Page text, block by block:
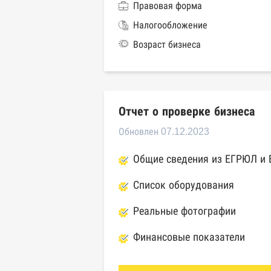
Правовая форма
Налогообложение
Возраст бизнеса
Отчет о проверке бизнеса
Обновлен 07.12.2023
Общие сведения из ЕГРЮЛ и
Список оборудования
Реальные фотографии
Финансовые показатели